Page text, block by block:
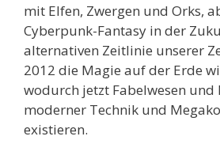
mit Elfen, Zwergen und Orks,
Cyberpunk-Fantasy in der
alternativen Zeitlinie unserer
2012 die Magie auf der Erde
wodurch jetzt Fabelwesen und
moderner Technik und
existieren.